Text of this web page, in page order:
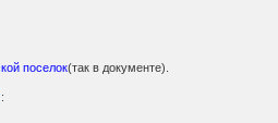
поселок(так в документе).
: